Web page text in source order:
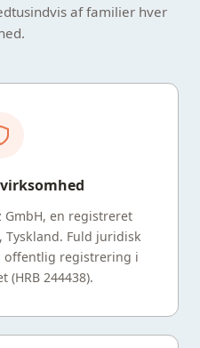
af familier hver
GmbH, en registreret
Fuld juridisk
offentlig registrering i
(HRB 244438).